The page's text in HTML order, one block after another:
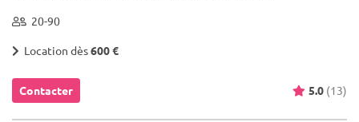
20-90
Location dès600 €
Contacter 5.0 (13)